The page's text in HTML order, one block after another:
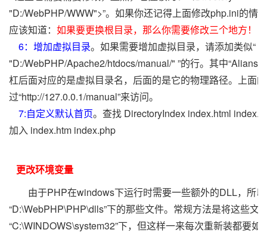
"D:/WebPHP/WWW">”。如果你还记得上面修改php.ini的情
应该知道： 如果要更换根目录，那么你需要修改三个地方！
6：增加虚拟目录。如果需要增加虚拟目录，请添加类似“
"D:/WebPHP/Apache2/htdocs/manual/" ”的行。其中“Alians”
杠后面对应的是虚拟目录名，后面的是它的物理路径。上面
过“http://127.0.0.1/manual”来访问。
7:自定义默认首页。查找 DirectoryIndex index.html
加入 index.htm index.php
更改环境变量
由于PHP在windows下运行时需要一些额外的DLL，所以
“D:\WebPHP\PHP\dlls”下的那些文件。常规方法是将这些文
“C:\WINDOWS\system32”下，但这样一来每次重新装都要如